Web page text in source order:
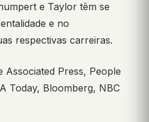
e Taylor têm se
e no
respectivas carreiras.
Associated Press, People
Today, Bloomberg, NBC